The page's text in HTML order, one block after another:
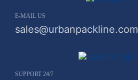
E-MAIL US
sales@urbanpackline.com
SUPPORT 24/7